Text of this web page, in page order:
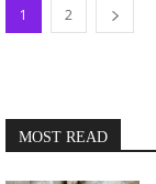
1 2
MOST READ